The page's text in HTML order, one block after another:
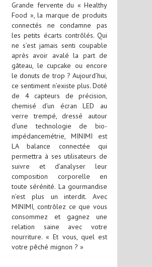
Grande fervente du « Healthy
Food », la marque de produits
connectés ne condamne pas
les petits écarts contrôlés. Qui
ne s’est jamais senti coupable
après avoir avalé la part de
gâteau, le cupcake ou encore
le donuts de trop ? Aujourd’hui,
ce sentiment n’existe plus. Doté
de 4 capteurs de précision,
chemisé d’un écran LED au
verre trempé, dressé autour
d’une technologie de bio-
impédancemétrie, MINIMI est
LA balance connectée qui
permettra à ses utilisateurs de
suivre et d’analyser leur
composition corporelle en
toute sérénité. La gourmandise
n’est plus un interdit. Avec
MINIMI, contrôlez ce que vous
consommez et gagnez une
relation saine avec votre
nourriture. « Et vous, quel est
votre pêché mignon ? »